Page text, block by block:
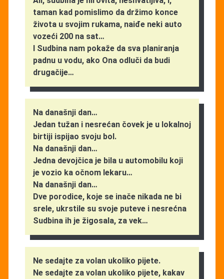
taman kad pomislimo da držimo konce
života u svojim rukama, naiđe neki auto
vozeći 200 na sat…
I Sudbina nam pokaže da sva planiranja
padnu u vodu, ako Ona odluči da budi
drugačije…
Na današnji dan…
Jedan tužan i nesrećan čovek je u lokalnoj
birtiji ispijao svoju bol.
Na današnji dan…
Jedna devojčica je bila u automobilu koji
je vozio ka očnom lekaru…
Na današnji dan…
Dve porodice, koje se inače nikada ne bi
srele, ukrstile su svoje puteve i nesrećna
Sudbina ih je žigosala, za vek…
Ne sedajte za volan ukoliko pijete.
Ne sedajte za volan ukoliko pijete, kakav